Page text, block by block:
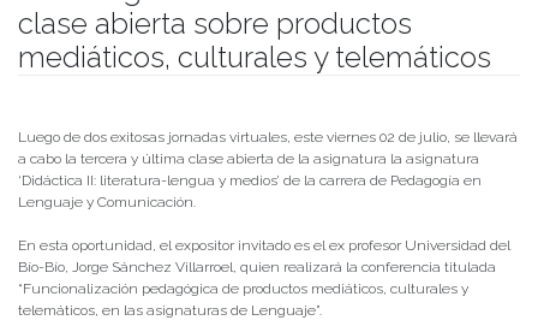
clase abierta sobre productos
mediáticos, culturales y telemáticos
Luego de dos exitosas jornadas virtuales, este viernes 02 de julio, se llevará
a cabo la tercera y última clase abierta de la asignatura la asignatura
‘Didáctica II: literatura-lengua y medios’ de la carrera de Pedagogía en
Lenguaje y Comunicación.
En esta oportunidad, el expositor invitado es el ex profesor Universidad del
Bío-Bío, Jorge Sánchez Villarroel, quien realizará la conferencia titulada
“Funcionalización pedagógica de productos mediáticos, culturales y
telemáticos, en las asignaturas de Lenguaje”.